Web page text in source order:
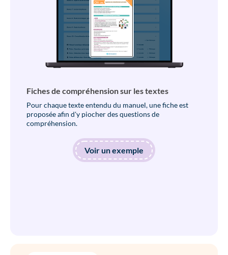
Fiches de compréhension sur les textes
Pour chaque texte entendu du manuel, une fiche est
proposée afin d'y piocher des questions de
compréhension.
Voir un exemple